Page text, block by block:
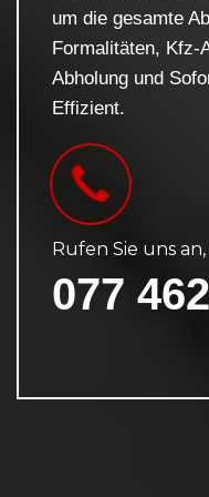
um die gesamte
Formalitäten, Kfz-
Abholung und
Effizient.
Rufen Sie uns
077